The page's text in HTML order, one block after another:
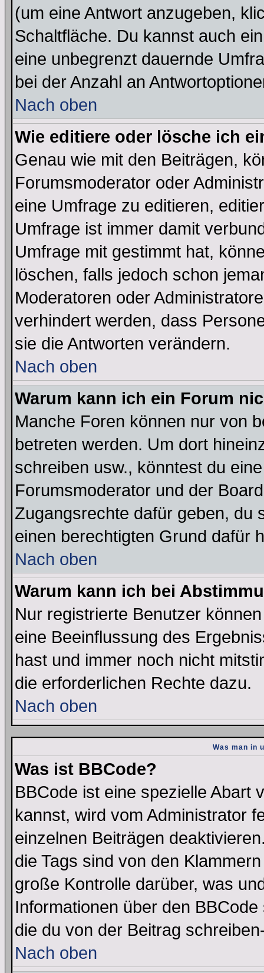
(um eine Antwort anzugeben,
Schaltfläche. Du kannst auch
eine unbegrenzt dauernde
bei der Anzahl an
Nach oben
Wie editiere oder lösche ich
Genau wie mit den Beiträgen,
Forumsmoderator oder
eine Umfrage zu editieren,
Umfrage ist immer damit
Umfrage mit gestimmt hat,
löschen, falls jedoch schon
Moderatoren oder
verhindert werden, dass
sie die Antworten verändern.
Nach oben
Warum kann ich ein Forum
Manche Foren können nur von
betreten werden. Um dort
schreiben usw., könntest du
Forumsmoderator und der
Zugangsrechte dafür geben, du
einen berechtigten Grund dafür
Nach oben
Warum kann ich bei
Nur registrierte Benutzer
eine Beeinflussung des
hast und immer noch nicht
die erforderlichen Rechte dazu.
Nach oben
Was man in
Was ist BBCode?
BBCode ist eine spezielle Abart
kannst, wird vom Administrator
einzelnen Beiträgen
die Tags sind von den
große Kontrolle darüber, was
Informationen über den
die du von der Beitrag
Nach oben